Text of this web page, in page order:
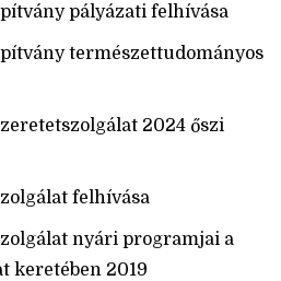
pályázati felhívása
természettudományos
2024 őszi
felhívása
nyári programjai a
keretében 2019